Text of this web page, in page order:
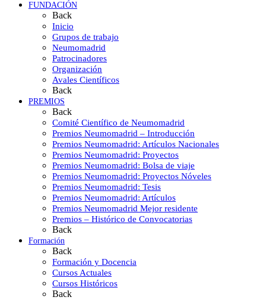
FUNDACIÓN
Back
Inicio
Grupos de trabajo
Neumomadrid
Patrocinadores
Organización
Avales Científicos
Back
PREMIOS
Back
Comité Científico de Neumomadrid
Premios Neumomadrid – Introducción
Premios Neumomadrid: Artículos Nacionales
Premios Neumomadrid: Proyectos
Premios Neumomadrid: Bolsa de viaje
Premios Neumomadrid: Proyectos Nóveles
Premios Neumomadrid: Tesis
Premios Neumomadrid: Artículos
Premios Neumomadrid Mejor residente
Premios – Histórico de Convocatorias
Back
Formación
Back
Formación y Docencia
Cursos Actuales
Cursos Históricos
Back